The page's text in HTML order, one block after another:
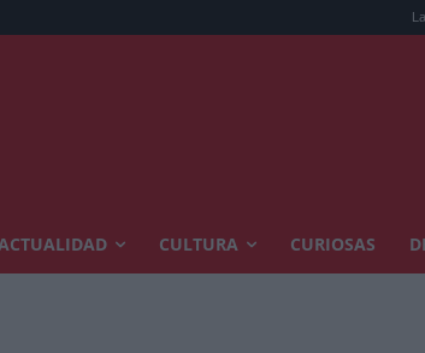
Las 5 mejores
CULTURA CURIOSAS